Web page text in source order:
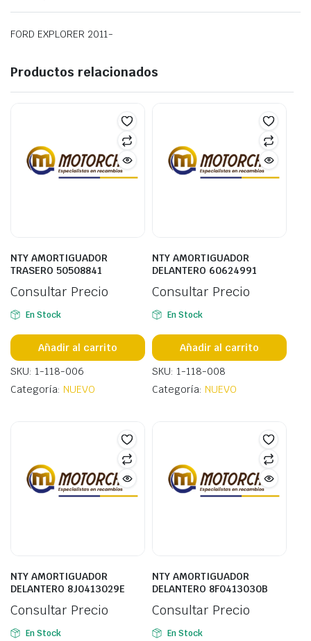
FORD EXPLORER 2011-
Productos relacionados
NTY AMORTIGUADOR
TRASERO 50508841
Consultar Precio
En Stock
Añadir al carrito
SKU: 1-118-006
Categoría: NUEVO
NTY AMORTIGUADOR
DELANTERO 60624991
Consultar Precio
En Stock
Añadir al carrito
SKU: 1-118-008
Categoría: NUEVO
NTY AMORTIGUADOR
DELANTERO 8J0413029E
Consultar Precio
En Stock
NTY AMORTIGUADOR
DELANTERO 8F0413030B
Consultar Precio
En Stock